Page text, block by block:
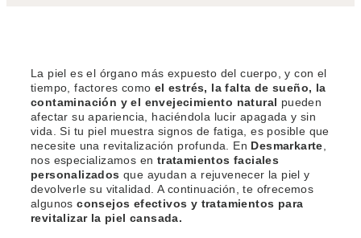
La piel es el órgano más expuesto del cuerpo, y con el
tiempo, factores como el estrés, la falta de sueño, la
contaminación y el envejecimiento natural pueden
afectar su apariencia, haciéndola lucir apagada y sin
vida. Si tu piel muestra signos de fatiga, es posible que
necesite una revitalización profunda. En Desmarkarte
nos especializamos en tratamientos faciales
personalizados que ayudan a rejuvenecer la piel y
devolverle su vitalidad. A continuación, te ofrecemos
algunosconsejos efectivos y tratamientos para
revitalizar la piel cansada.